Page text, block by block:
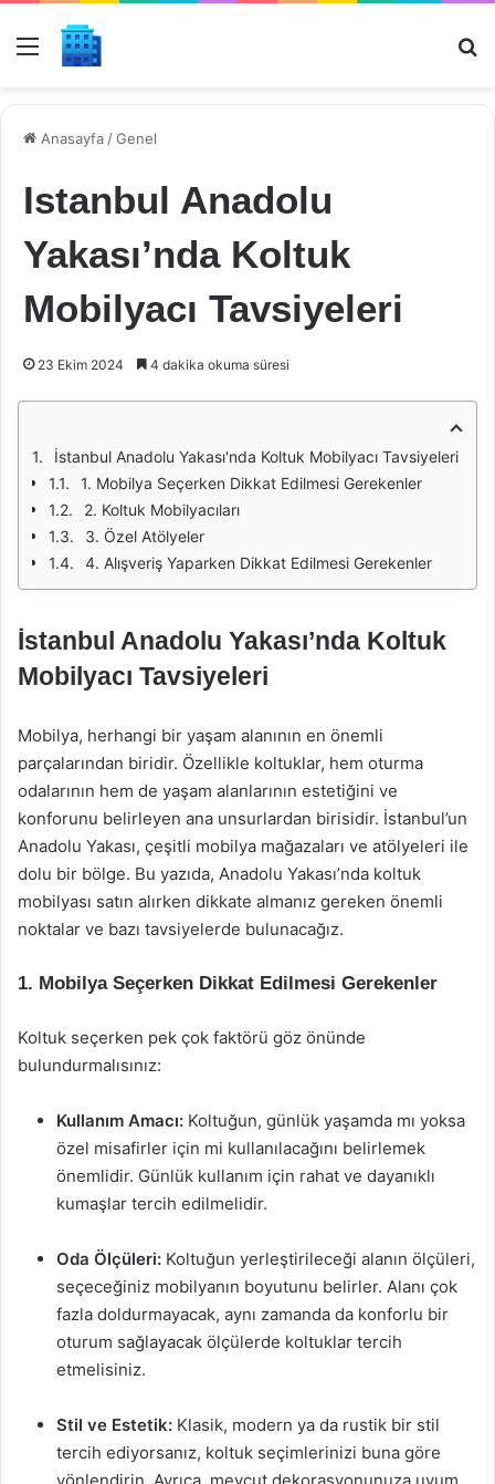
Menü
Anasayfa /Genel
Istanbul Anadolu
Yakası’nda Koltuk
Mobilyacı Tavsiyeleri
23 Ekim 2024 4 dakika okuma süresi
İstanbul Anadolu Yakası'nda Koltuk Mobilyacı Tavsiyeleri
1. Mobilya Seçerken Dikkat Edilmesi Gerekenler
2. Koltuk Mobilyacıları
3. Özel Atölyeler
4. Alışveriş Yaparken Dikkat Edilmesi Gerekenler
İstanbul Anadolu Yakası’nda Koltuk
Mobilyacı Tavsiyeleri
Mobilya, herhangi bir yaşam alanının en önemli
parçalarından biridir. Özellikle koltuklar, hem oturma
odalarının hem de yaşam alanlarının estetiğini ve
konforunu belirleyen ana unsurlardan birisidir. İstanbul’un
Anadolu Yakası, çeşitli mobilya mağazaları ve atölyeleri ile
dolu bir bölge. Bu yazıda, Anadolu Yakası’nda koltuk
mobilyası satın alırken dikkate almanız gereken önemli
noktalar ve bazı tavsiyelerde bulunacağız.
1. Mobilya Seçerken Dikkat Edilmesi Gerekenler
Koltuk seçerken pek çok faktörü göz önünde
bulundurmalısınız:
Kullanım Amacı: Koltuğun, günlük yaşamda mı yoksa
özel misafirler için mi kullanılacağını belirlemek
önemlidir. Günlük kullanım için rahat ve dayanıklı
kumaşlar tercih edilmelidir.
Oda Ölçüleri: Koltuğun yerleştirileceği alanın ölçüleri,
seçeceğiniz mobilyanın boyutunu belirler. Alanı çok
fazla doldurmayacak, aynı zamanda da konforlu bir
oturum sağlayacak ölçülerde koltuklar tercih
etmelisiniz.
Stil ve Estetik: Klasik, modern ya da rustik bir stil
tercih ediyorsanız, koltuk seçimlerinizi buna göre